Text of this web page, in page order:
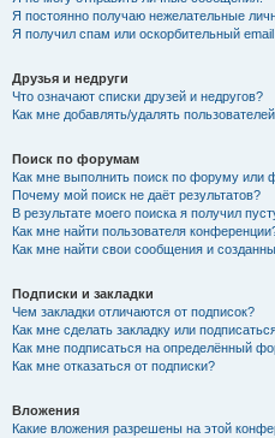
Я постоянно получаю нежелательные
Я получил спам или оскорбительный
Друзья и недруги
Что означают списки друзей и недругов?
Как мне добавлять/удалять
Поиск по форумам
Как мне выполнить поиск по форуму или
Почему мой поиск не даёт результатов?
В результате моего поиска я получил
Как мне найти пользователя
Как мне найти свои сообщения и
Подписки и закладки
Чем закладки отличаются от подписок?
Как мне сделать закладку или
Как мне подписаться на определённый
Как мне отказаться от подписки?
Вложения
Какие вложения разрешены на этой